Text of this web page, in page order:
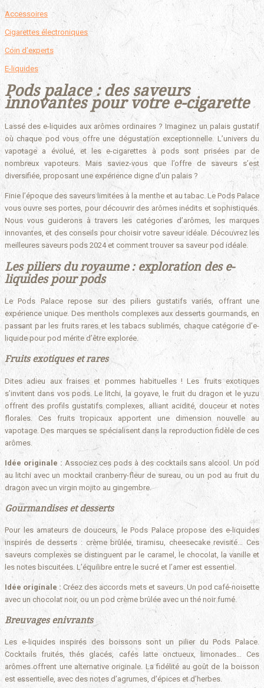
Accessoires
Cigarettes électroniques
Coin d’experts
E-liquides
Pods palace : des saveurs
innovantes pour votre e-cigarette
Lassé des e-liquides aux arômes ordinaires ? Imaginez un palais gustatif
où chaque pod vous offre une dégustation exceptionnelle. L’univers du
vapotage a évolué, et les e-cigarettes à pods sont prisées par de
nombreux vapoteurs. Mais saviez-vous que l’offre de saveurs s’est
diversifiée, proposant une expérience digne d’un palais ?
Finie l’époque des saveurs limitées à la menthe et au tabac. Le Pods Palace
vous ouvre ses portes, pour découvrir des arômes inédits et sophistiqués.
Nous vous guiderons à travers les catégories d’arômes, les marques
innovantes, et des conseils pour choisir votre saveur idéale. Découvrez les
meilleures saveurs pods 2024 et comment trouver sa saveur pod idéale.
Les piliers du royaume : exploration des e-
liquides pour pods
Le Pods Palace repose sur des piliers gustatifs variés, offrant une
expérience unique. Des menthols complexes aux desserts gourmands, en
passant par les fruits rares et les tabacs sublimés, chaque catégorie d’e-
liquide pour pod mérite d’être explorée.
Fruits exotiques et rares
Dites adieu aux fraises et pommes habituelles ! Les fruits exotiques
s’invitent dans vos pods. Le litchi, la goyave, le fruit du dragon et le yuzu
offrent des profils gustatifs complexes, alliant acidité, douceur et notes
florales. Ces fruits tropicaux apportent une dimension nouvelle au
vapotage. Des marques se spécialisent dans la reproduction fidèle de ces
arômes.
Idée originale : Associez ces pods à des cocktails sans alcool. Un pod
au litchi avec un mocktail cranberry-fleur de sureau, ou un pod au fruit du
dragon avec un virgin mojito au gingembre.
Gourmandises et desserts
Pour les amateurs de douceurs, le Pods Palace propose des e-liquides
inspirés de desserts : crème brûlée, tiramisu, cheesecake revisité… Ces
saveurs complexes se distinguent par le caramel, le chocolat, la vanille et
les notes biscuitées. L’équilibre entre le sucré et l’amer est essentiel.
Idée originale :Créez des accords mets et saveurs. Un pod café-noisette
avec un chocolat noir, ou un pod crème brûlée avec un thé noir fumé.
Breuvages enivrants
Les e-liquides inspirés des boissons sont un pilier du Pods Palace.
Cocktails fruités, thés glacés, cafés latte onctueux, limonades… Ces
arômes offrent une alternative originale. La fidélité au goût de la boisson
est essentielle, avec des notes d’agrumes, d’épices et d’herbes.